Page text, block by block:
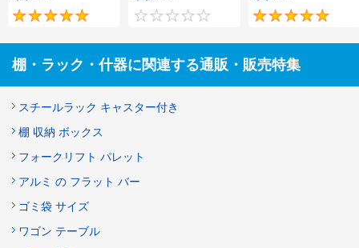
4.8 0
棚・ラック・什器に関連する通販・販売特集
スチールラック キャスター付き
棚 収納 ボックス
フォークリフト パレット
アルミ の フラット バー
ゴミ袋 サイズ
ワゴン テーブル